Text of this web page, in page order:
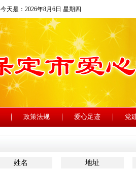
今天是：2026年8月6日 星期四
政策法规 爱心足迹 党
姓名
地址